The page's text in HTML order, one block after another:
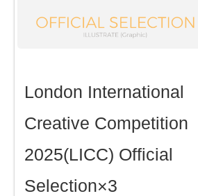
London International
Creative Competition
2025(LICC) Official
Selection×3